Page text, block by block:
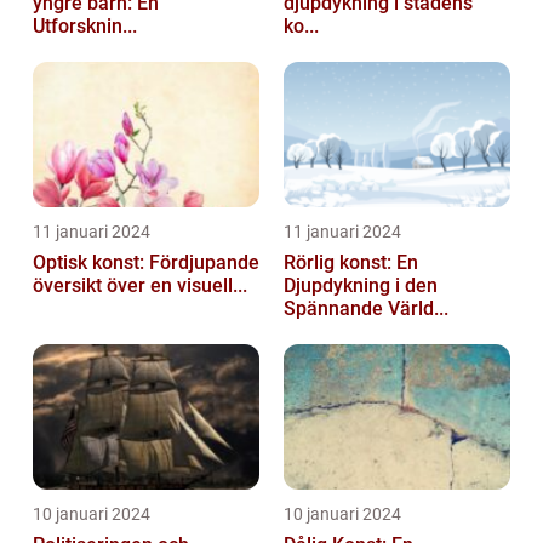
Utforsknin...
ko...
11 januari 2024
Optisk konst: Fördjupande
översikt över en visuell...
11 januari 2024
Rörlig konst: En
Djupdykning i den
Spännande Värld...
10 januari 2024 10 januari 2024